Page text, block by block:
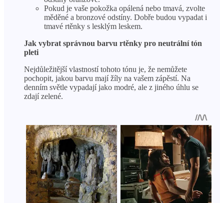
Pokud je vaše pokožka opálená nebo tmavá, zvolte
měděné a bronzové odstíny. Dobře budou vypadat i
tmavé rtěnky s lesklým leskem.
Jak vybrat správnou barvu rtěnky pro neutrální tón
pleti
Nejdůležitější vlastností tohoto tónu je, že nemůžete
pochopit, jakou barvu mají žíly na vašem zápěstí. Na
denním světle vypadají jako modré, ale z jiného úhlu se
zdají zelené.